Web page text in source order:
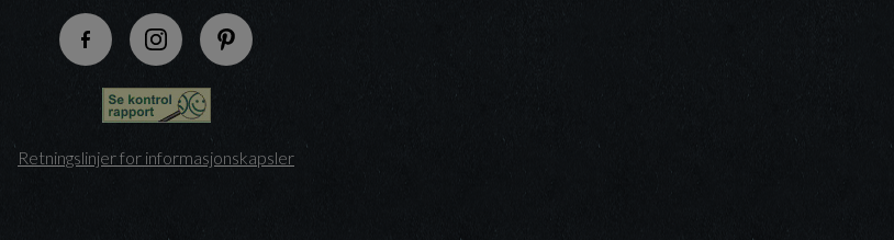
Følg oss på Facebook
Følg oss på Instagram
Følg oss på Pinterest
Retningslinjer for informasjonskapsler